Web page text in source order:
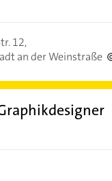
12,
an der Weinstraße